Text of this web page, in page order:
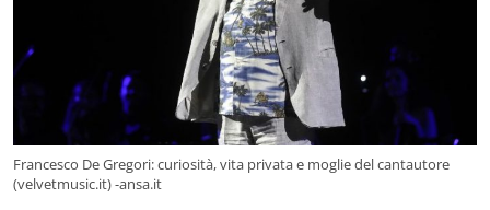
Francesco De Gregori: curiosità, vita privata e moglie del cantautore
(velvetmusic.it) -ansa.it